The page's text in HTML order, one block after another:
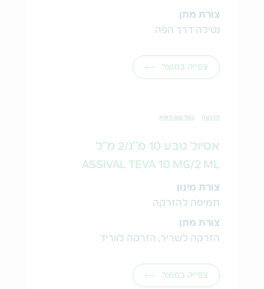
צורת מתן
נטילה דרך הפה
צפייה במוצר
הרגעה במרשם רופא
אסיול טבע 10 מ"ג/2 מ"ל
ASSIVAL TEVA 10 MG/2 ML
צורת מינון
תמיסה להזרקה
צורת מתן
הזרקה לשריר, הזרקה לווריד
צפייה במוצר